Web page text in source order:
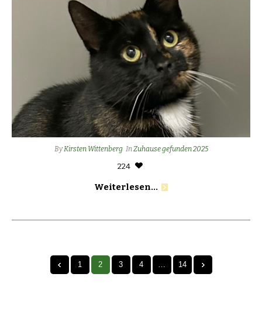
ByKirsten Wittenberg InZuhause gefunden 2025
224
Weiterlesen...
1 2 3 4 … 14